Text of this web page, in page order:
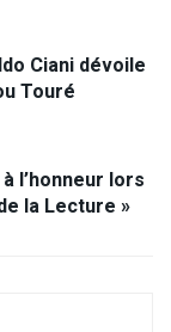
Ciani dévoile
Touré
l’honneur lors
la Lecture »